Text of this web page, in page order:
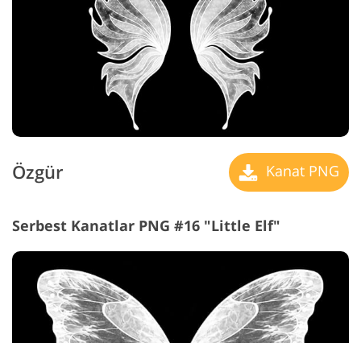
Özgür Kanat PNG
Serbest Kanatlar PNG #16 "Little Elf"